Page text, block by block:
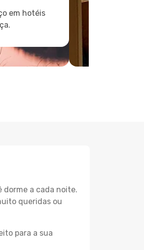
em hotéis
dorme a cada noite.
queridas ou
para a sua